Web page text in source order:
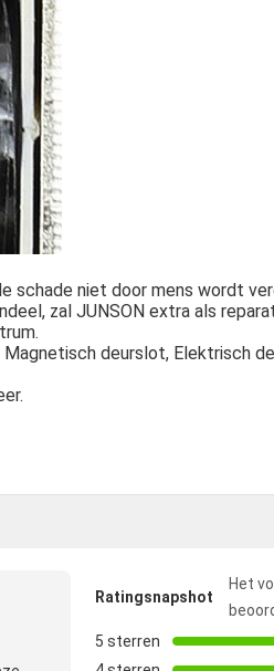
schade niet door mens wordt
zal JUNSON extra als
Magnetisch deurslot, Elektrisch
Ratingsnapshot
Het
5 sterren